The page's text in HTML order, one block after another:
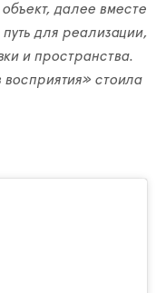
далее вместе
для реализации,
и пространства.
стоила